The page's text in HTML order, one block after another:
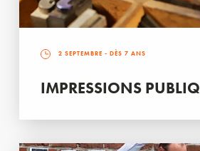
2 SEPTEMBRE - DÈS 7 ANS
IMPRESSIONS